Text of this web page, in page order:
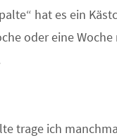
hat es ein
oder eine
trage ich